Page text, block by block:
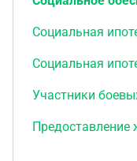
Социальная
Социальная
Участники